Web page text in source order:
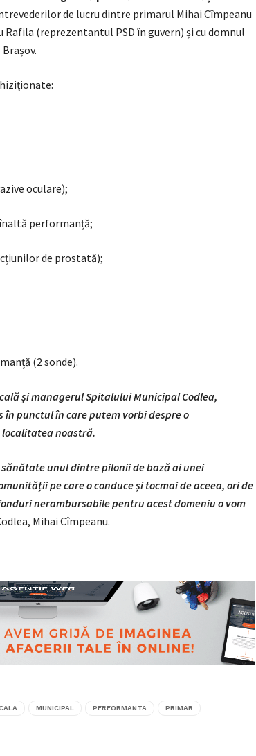
de lucru dintre primarul Mihai Cîmpeanu
(reprezentantul PSD în guvern) și cu domnul
oculare);
performanță;
de prostată);
(2 sonde).
și managerul Spitalului Municipal Codlea,
în punctul în care putem vorbi despre o
noastră.
unul dintre pilonii de bază ai unei
pe care o conduce și tocmai de aceea, ori de
nerambursabile pentru acest domeniu o vom
Mihai Cîmpeanu.
MUNICIPAL PERFORMANTA PRIMAR